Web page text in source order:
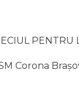
PENTRU
Corona